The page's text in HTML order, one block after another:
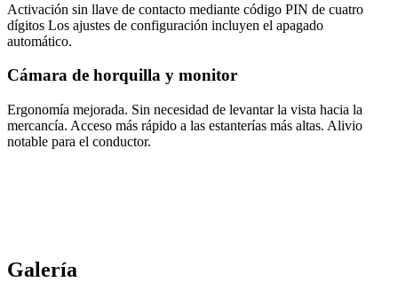
Activación sin llave de contacto mediante código PIN de cuatro
dígitos Los ajustes de configuración incluyen el apagado
automático.
Cámara de horquilla y monitor
Ergonomía mejorada. Sin necesidad de levantar la vista hacia la
mercancía. Acceso más rápido a las estanterías más altas. Alivio
notable para el conductor.
Galería